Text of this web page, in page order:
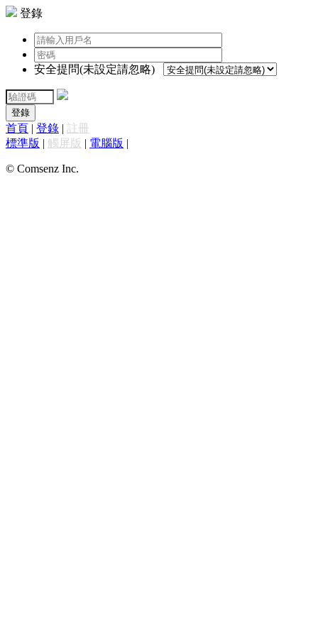
登錄
安全提問(未設定請忽略)
登錄
首頁 | 登錄 | 註冊
標準版 | 觸屏版 | 電腦版 |
© Comsenz Inc.